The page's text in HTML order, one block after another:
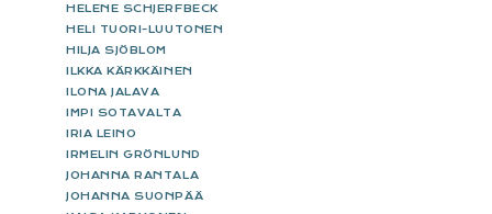
HELENE SCHJERFBECK
HELI TUORI-LUUTONEN
HILJA SJÖBLOM
ILKKA KÄRKKÄINEN
ILONA JALAVA
IMPI SOTAVALTA
IRIA LEINO
IRMELIN GRÖNLUND
JOHANNA RANTALA
JOHANNA SUONPÄÄ